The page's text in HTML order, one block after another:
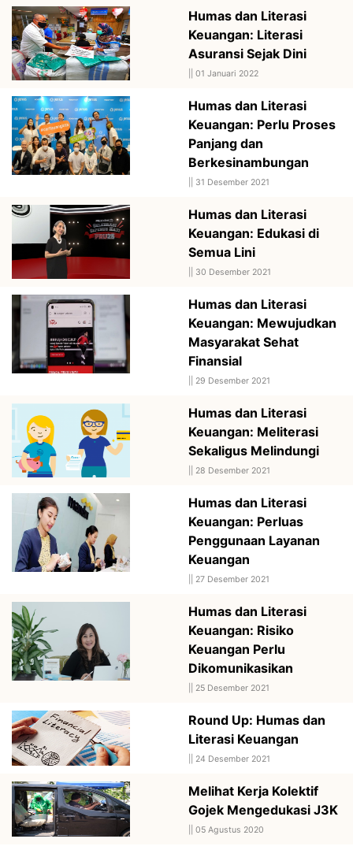
Humas dan Literasi
Keuangan: Literasi
Asuransi Sejak Dini
01 Januari 2022
Humas dan Literasi
Keuangan: Perlu Proses
Panjang dan
Berkesinambungan
31 Desember 2021
Humas dan Literasi
Keuangan: Edukasi di
Semua Lini
30 Desember 2021
Humas dan Literasi
Keuangan: Mewujudkan
Masyarakat Sehat
Finansial
29 Desember 2021
Humas dan Literasi
Keuangan: Meliterasi
Sekaligus Melindungi
28 Desember 2021
Humas dan Literasi
Keuangan: Perluas
Penggunaan Layanan
Keuangan
27 Desember 2021
Humas dan Literasi
Keuangan: Risiko
Keuangan Perlu
Dikomunikasikan
25 Desember 2021
Round Up: Humas dan
Literasi Keuangan
24 Desember 2021
Melihat Kerja Kolektif
Gojek Mengedukasi J3K
05 Agustus 2020